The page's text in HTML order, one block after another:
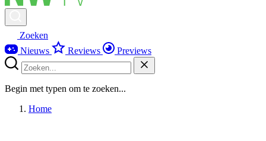
Zoeken
Nieuws
Reviews Previews
Begin met typen om te zoeken...
Home